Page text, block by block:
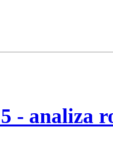
- analiza